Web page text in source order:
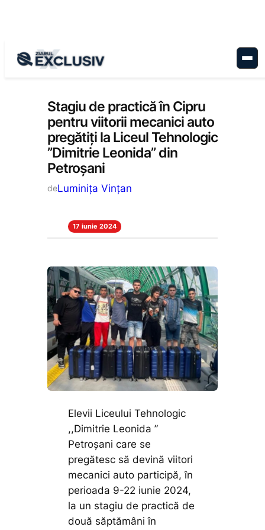
Educație, Stiri la zi
Stagiu de practică în Cipru
pentru viitorii mecanici auto
pregătiți la Liceul Tehnologic
”Dimitrie Leonida” din
Petroșani
deLuminiţa Vinţan
17 iunie 2024
Elevii Liceului Tehnologic
,,Dimitrie Leonida ”
Petroșani care se
pregătesc să devină viitori
mecanici auto participă, în
perioada 9-22 iunie 2024,
la un stagiu de practică de
două săptămâni în